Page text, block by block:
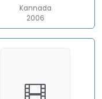
Kannada
2006